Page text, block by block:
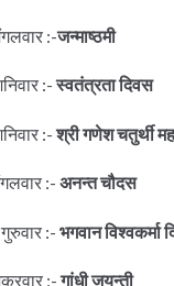
:-जन्माष्ठमी
:-स्वतंत्रता दिवस
:-श्री गणेश चतुर्थी
:- अनन्त चौदस
:- भगवान विश्वकर्मा
:-गांधी जयन्ती